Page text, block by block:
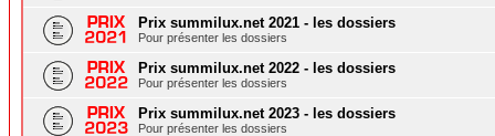
Prix summilux.net 2021 - les dossiers
Pour présenter les dossiers
Prix summilux.net 2022 - les dossiers
Pour présenter les dossiers
Prix summilux.net 2023 - les dossiers
Pour présenter les dossiers